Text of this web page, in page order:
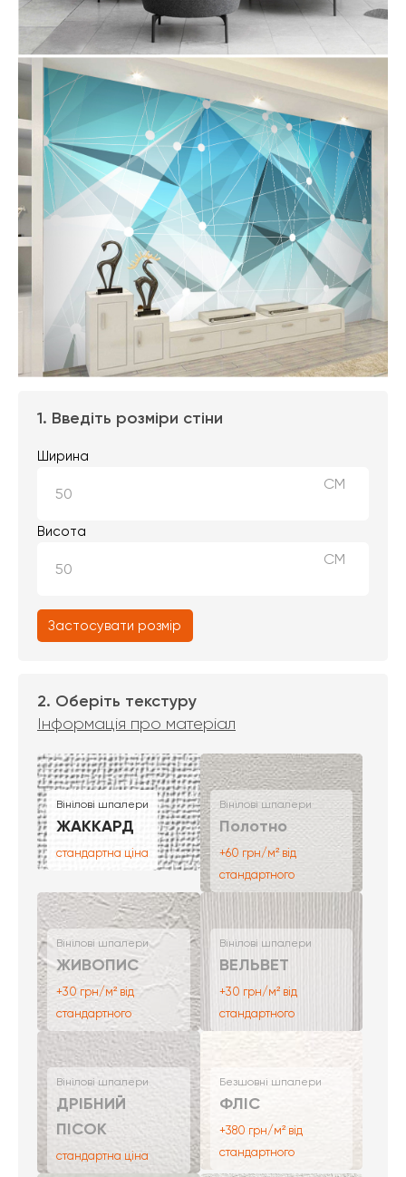
1. Введіть розміри стіни
Ширина
СМ
Висота
СМ
Застосувати розмір
2. Оберіть текстуру
Інформація про матеріал
Вінілові шпалери
ЖАККАРД
стандартна ціна
Вінілові шпалери
Полотно
+60 грн/м² від
стандартного
Вінілові шпалери
ЖИВОПИС
+30 грн/м² від
стандартного
Вінілові шпалери
ВЕЛЬВЕТ
+30 грн/м² від
стандартного
Вінілові шпалери
ДРІБНИЙ
ПІСОК
стандартна ціна
Безшовні шпалери
ФЛІС
+380 грн/м² від
стандартного